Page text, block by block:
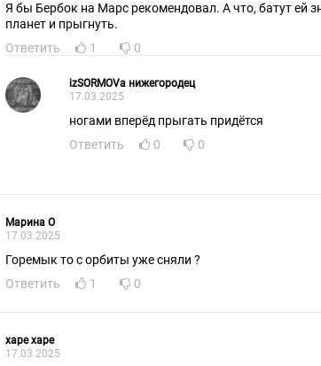
Я бы Бербок на Марс рекомендовал. А что, батут ей
планет и прыгнуть.
Ответить
1 0
izSORMOVa нижегородец
17.03.2025
ногами вперёд прыгать придётся
Ответить
0 0
Марина О
17.03.2025
Горемык то с орбиты уже сняли ?
Ответить
1 0
xape xape
17.03.2025